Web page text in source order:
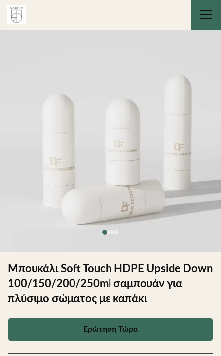
Μπουκάλι Soft Touch HDPE Upside Down
100/150/200/250ml σαμπουάν για
πλύσιμο σώματος με καπάκι
Ερώτηση Τώρα